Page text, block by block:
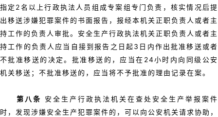
指定2名以上行政执法人员组成专案组专门负责，核实情况后提
出移送涉嫌犯罪案件的书面报告，报经本机关正职负责人或者主
持工作的负责人审批。安全生产行政执法机关正职负责人或者主
持工作的负责人应当自接到报告之日起3日内作出批准移送或者
不批准移送的决定。批准移送的，应当在24小时内向同级公安
机关移送；不批准移送的，应当将不予批准的理由记录在案。
第八条
安全生产行政执法机关在查处安全生产举报案件
时，发现涉嫌安全生产犯罪案件的，可以向公安机关请求协助，